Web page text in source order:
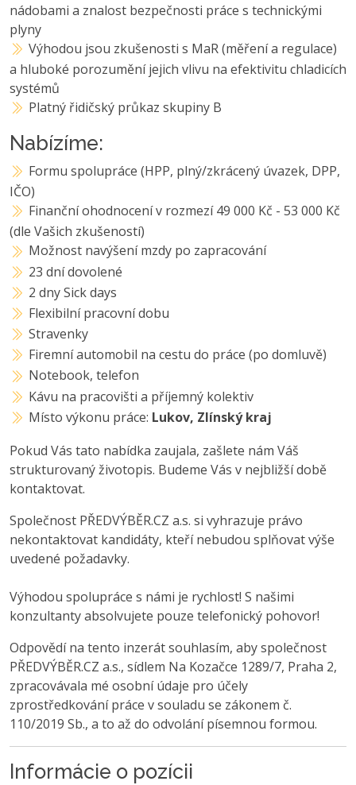
nádobami a znalost bezpečnosti práce s technickými
plyny
Výhodou jsou zkušenosti s MaR (měření a regulace)
a hluboké porozumění jejich vlivu na efektivitu chladicích
systémů
Platný řidičský průkaz skupiny B
Nabízíme:
Formu spolupráce (HPP, plný/zkrácený úvazek, DPP,
IČO)
Finanční ohodnocení v rozmezí 49 000 Kč - 53 000 Kč
(dle Vašich zkušeností)
Možnost navýšení mzdy po zapracování
23 dní dovolené
2 dny Sick days
Flexibilní pracovní dobu
Stravenky
Firemní automobil na cestu do práce (po domluvě)
Notebook, telefon
Kávu na pracovišti a příjemný kolektiv
Místo výkonu práce: Lukov, Zlínský kraj
Pokud Vás tato nabídka zaujala, zašlete nám Váš
strukturovaný životopis. Budeme Vás v nejbližší době
kontaktovat.
Společnost PŘEDVÝBĚR.CZ a.s. si vyhrazuje právo
nekontaktovat kandidáty, kteří nebudou splňovat výše
uvedené požadavky.
Výhodou spolupráce s námi je rychlost! S našimi
konzultanty absolvujete pouze telefonický pohovor!
Odpovědí na tento inzerát souhlasím, aby společnost
PŘEDVÝBĚR.CZ a.s., sídlem Na Kozačce 1289/7, Praha 2,
zpracovávala mé osobní údaje pro účely
zprostředkování práce v souladu se zákonem č.
110/2019 Sb., a to až do odvolání písemnou formou.
Informácie o pozícii